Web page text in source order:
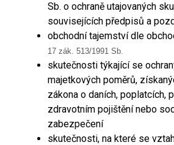
Sb. o ochraně utajovaných
souvisejících předpisů a
obchodní tajemství dle
17 zák. 513/1991 Sb.
skutečnosti týkající se
majetkových poměrů,
zákona o daních, poplatcích,
zdravotním pojištění nebo
zabezpečení
skutečnosti, na které se